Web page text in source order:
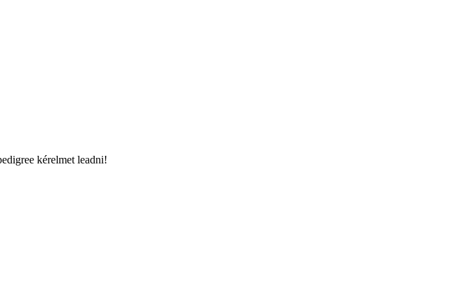
kérelmet leadni!